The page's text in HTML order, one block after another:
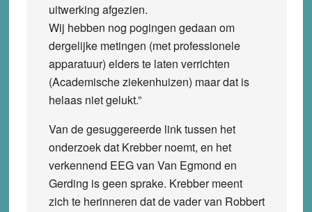
uitwerking afgezien.
Wij hebben nog pogingen gedaan om
dergelijke metingen (met professionele
apparatuur) elders te laten verrichten
(Academische ziekenhuizen) maar dat is
helaas niet gelukt.”
Van de gesuggereerde link tussen het
onderzoek dat Krebber noemt, en het
verkennend EEG van Van Egmond en
Gerding is geen sprake. Krebber meent
zich te herinneren dat de vader van Robbert